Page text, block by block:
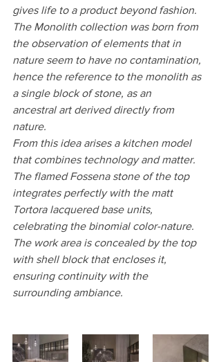
gives life to a product beyond fashion.
The Monolith collection was born from
the observation of elements that in
nature seem to have no contamination,
hence the reference to the monolith as
a single block of stone, as an
ancestral art derived directly from
nature.
From this idea arises a kitchen model
that combines technology and matter.
The flamed Fossena stone of the top
integrates perfectly with the matt
Tortora lacquered base units,
celebrating the binomial color-nature.
The work area is concealed by the top
with shell block that encloses it,
ensuring continuity with the
surrounding ambiance.